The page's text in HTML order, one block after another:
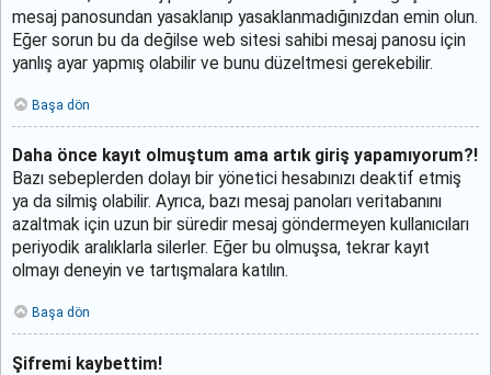
mesaj panosundan yasaklanıp yasaklanmadığınızdan emin olun.
Eğer sorun bu da değilse web sitesi sahibi mesaj panosu için
yanlış ayar yapmış olabilir ve bunu düzeltmesi gerekebilir.
Başa dön
Daha önce kayıt olmuştum ama artık giriş yapamıyorum?!
Bazı sebeplerden dolayı bir yönetici hesabınızı deaktif etmiş
ya da silmiş olabilir. Ayrıca, bazı mesaj panoları veritabanını
azaltmak için uzun bir süredir mesaj göndermeyen kullanıcıları
periyodik aralıklarla silerler. Eğer bu olmuşsa, tekrar kayıt
olmayı deneyin ve tartışmalara katılın.
Başa dön
Şifremi kaybettim!